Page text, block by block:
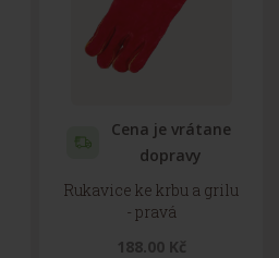
Cena je vrátane
dopravy
Rukavice ke krbu a grilu
- pravá
188.00 Kč